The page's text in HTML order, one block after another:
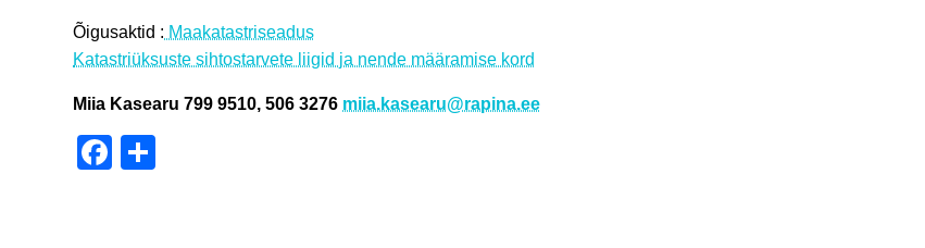
Õigusaktid : Maakatastriseadus
Katastriüksuste sihtostarvete liigid ja nende määramise kord
Miia Kasearu 799 9510, 506 3276 miia.kasearu@rapina.ee
Facebook